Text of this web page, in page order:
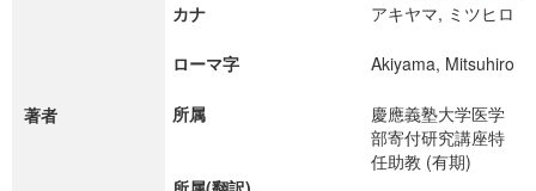
著者
カナ アキヤマ, ミツヒロ
ローマ字 Akiyama, Mitsuhiro
所属
慶應義塾大学医学
部寄付研究講座特
任助教 (有期)